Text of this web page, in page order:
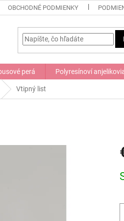
OBCHODNÉ PODMIENKY
perá Polyresínoví
Vtipný list